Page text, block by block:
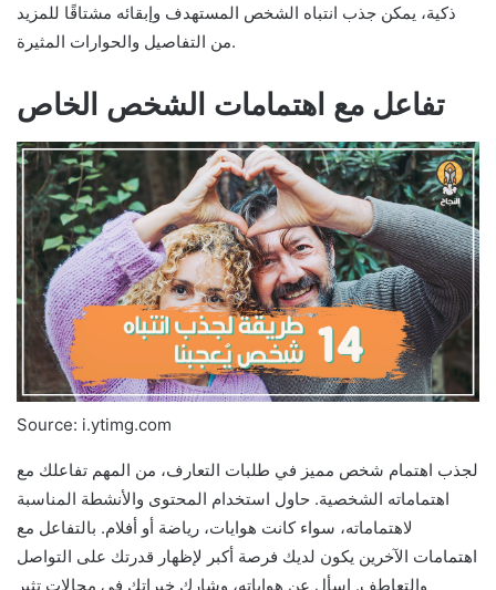
ذكية، يمكن جذب انتباه الشخص المستهدف وإبقائه مشتاقًا للمزيد
من التفاصيل والحوارات المثيرة.
تفاعل مع اهتمامات الشخص الخاص
Source: i.ytimg.com
لجذب اهتمام شخص مميز في طلبات التعارف، من المهم تفاعلك مع
اهتماماته الشخصية. حاول استخدام المحتوى والأنشطة المناسبة
لاهتماماته، سواء كانت هوايات، رياضة أو أفلام. بالتفاعل مع
اهتمامات الآخرين يكون لديك فرصة أكبر لإظهار قدرتك على التواصل
والتعاطف. اسأل عن هواياته، وشارك خبراتك في مجالات تثير